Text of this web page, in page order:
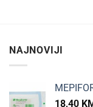
NAJNOVIJI
18,40